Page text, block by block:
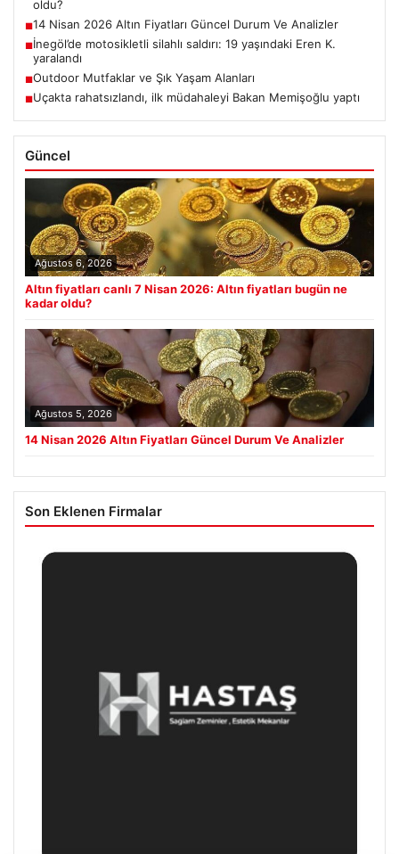
oldu?
■14 Nisan 2026 Altın Fiyatları Güncel Durum Ve Analizler
■İnegöl’de motosikletli silahlı saldırı: 19 yaşındaki Eren K.
yaralandı
■Outdoor Mutfaklar ve Şık Yaşam Alanları
■Uçakta rahatsızlandı, ilk müdahaleyi Bakan Memişoğlu yaptı
Güncel
Ağustos 6, 2026
Altın fiyatları canlı 7 Nisan 2026: Altın fiyatları bugün ne
kadar oldu?
Ağustos 5, 2026
14 Nisan 2026 Altın Fiyatları Güncel Durum Ve Analizler
Son Eklenen Firmalar